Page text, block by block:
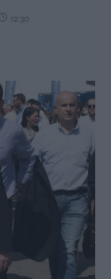
12:30